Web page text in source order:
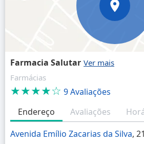
Farmacia Salutar
Farmácias
★★★★☆ 9 Avaliações
Endereço
Avaliações
Avenida Emílio Zacarias da Silva,